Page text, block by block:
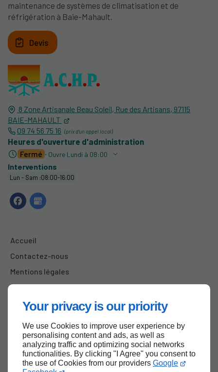
Your privacy is our priority
We use Cookies to improve user experience by
personalising content and ads, as well as
analyzing traffic and optimizing social networks
functionalities. By clicking "I Agree" you consent to
the use of Cookies from our providers Google
8 Zone Artisanale Beau Soleil, Rue des Artisans, 97115
BAIE-MAHAULT
09 74 56 75 16
Heures d'ouverture d'administration
Fermé ⋅ Ouvre Lundi à 08:00
Interventions
Lun - Sam :08:00-16:00
Accueil
Contactez-nous
Mentions légales
Plan du site
maintenance de systèmes de climatisation et de
réfrigération à Baie-Mahault.
Devis
Haut de page